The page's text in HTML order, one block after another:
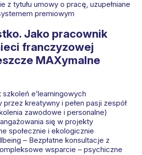
z tytułu umowy o pracę, uzupełniane
premiowym
Jako pracownik
franczyzowej
MAXymalne
e’learningowych
kreatywny i pełen pasji zespół
zawodowe i personalne)
się w projekty
społecznie i ekologicznie
– Bezpłatne konsultacje z
wsparcie – psychiczne